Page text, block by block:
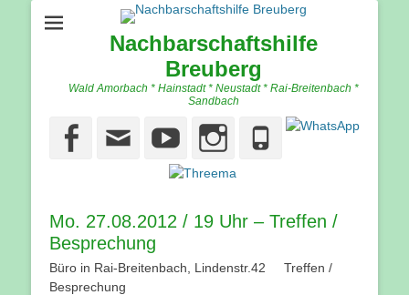
Nachbarschaftshilfe
Breuberg
Wald Amorbach * Hainstadt * Neustadt * Rai-Breitenbach *
Sandbach
Facebook
EmailYouTube
Instagram
Phone
Mo. 27.08.2012 / 19 Uhr – Treffen /
Besprechung
Büro in Rai-Breitenbach, Lindenstr.42 Treffen /
Besprechung